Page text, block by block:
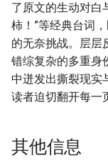
了原文的生动对白
柿！”等经典台词
的无奈挑战。层层
错综复杂的多重身
中迸发出撕裂现实
读者迫切翻开每一
其他信息